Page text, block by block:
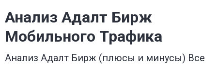
Анализ Адалт Бирж
Мобильного Трафика
Анализ Адалт Бирж (плюсы и минусы) Все